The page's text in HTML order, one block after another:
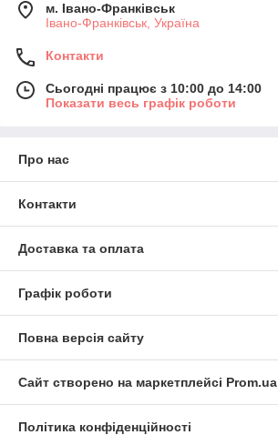
м. Івано-Франківськ
Івано-Франківськ, Україна
Контакти
Сьогодні працює з 10:00 до 14:00
Показати весь графік роботи
Про нас
Контакти
Доставка та оплата
Графік роботи
Повна версія сайту
Сайт створено на маркетплейсі Prom.ua
Політика конфіденційності